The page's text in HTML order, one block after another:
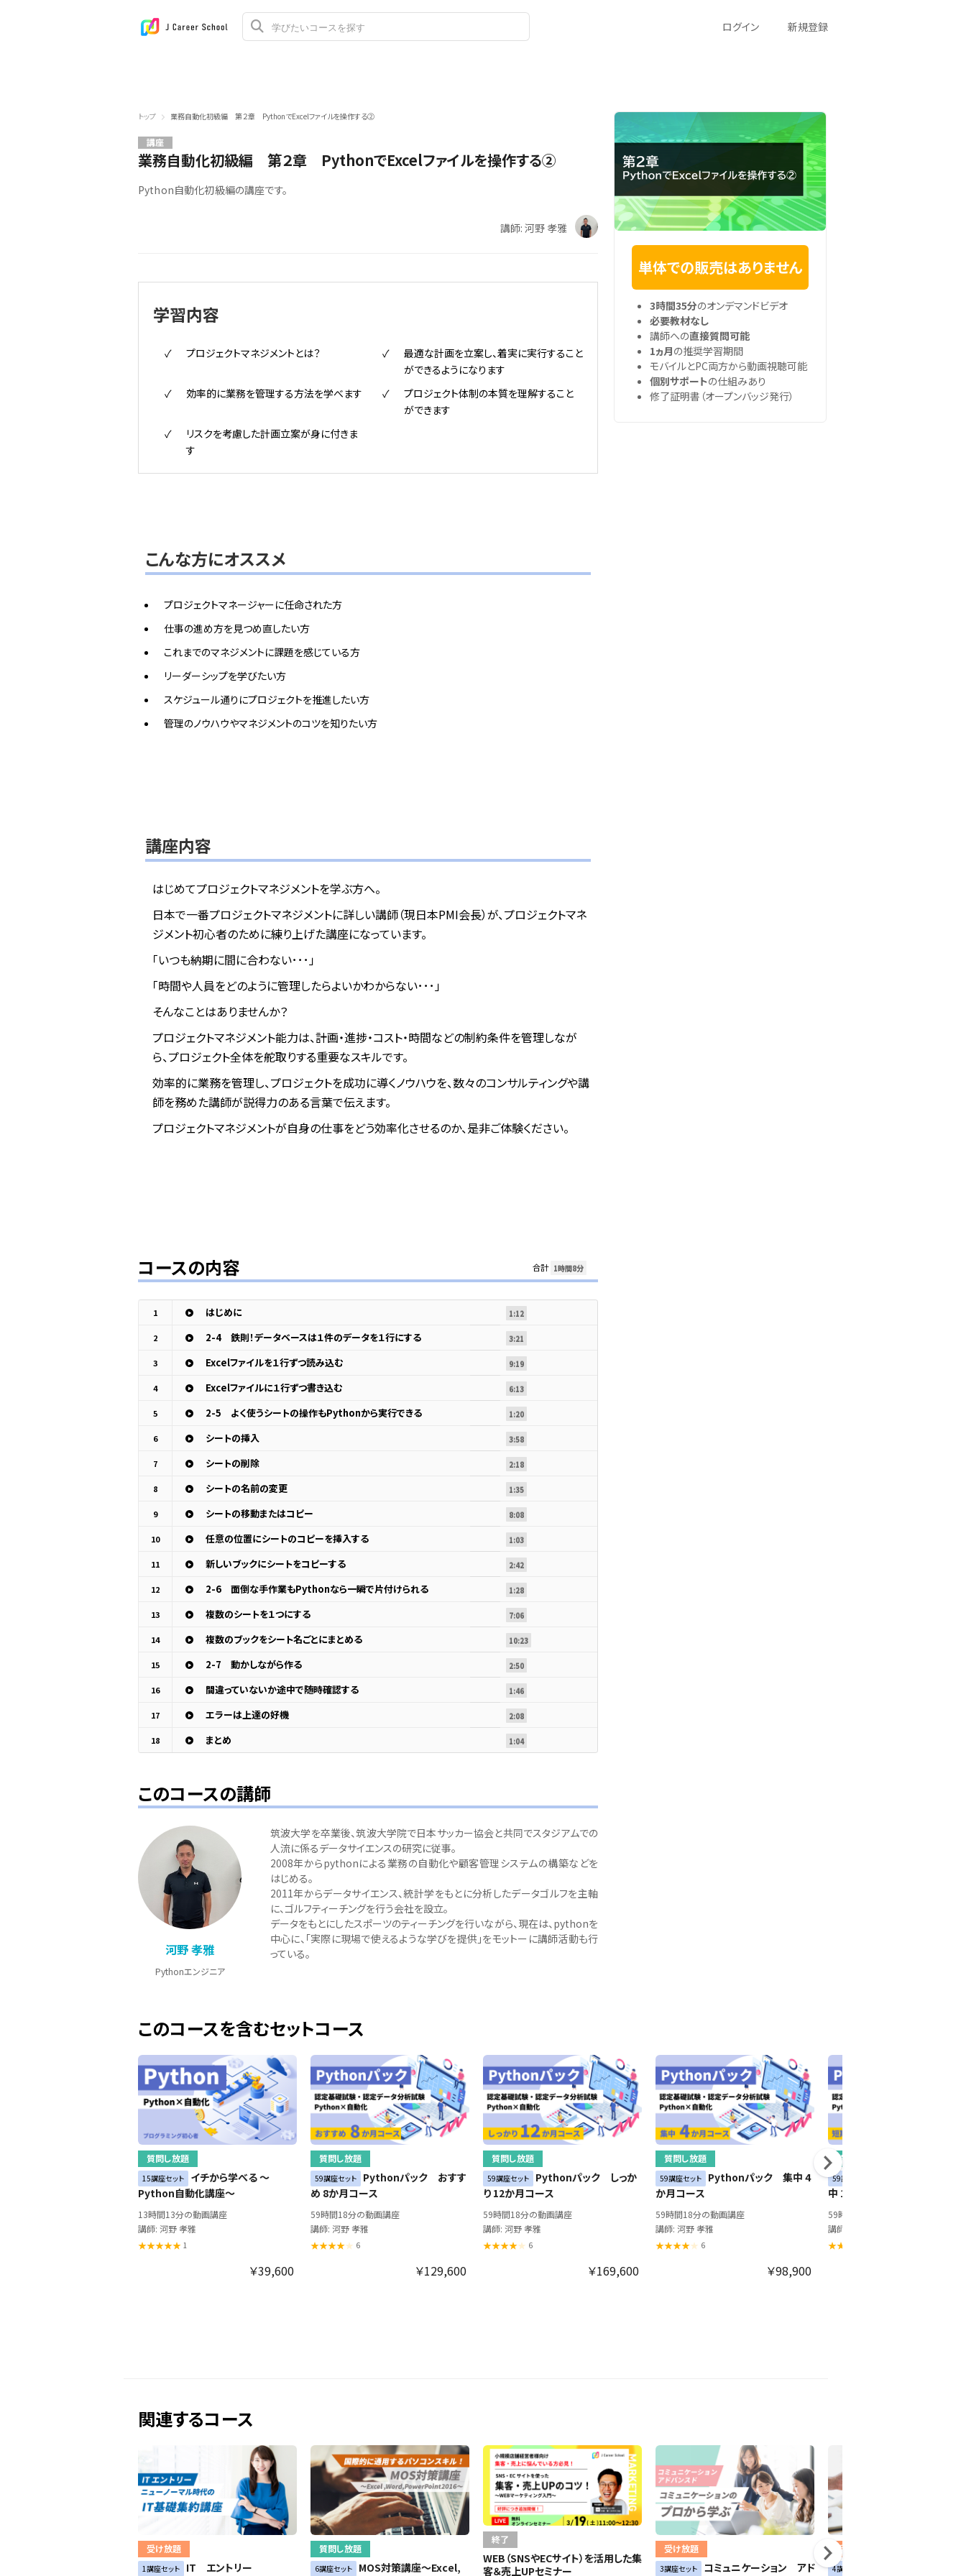
ログイン
ログイン
新規登録
トップ 業務自動化初級編 第２章 PythonでExcelファイルを操作する②
講座
業務自動化初級編 第２章 PythonでExcelファイルを操作する②
Python自動化初級編の講座です。
講師: 河野 孝雅
学習内容
プロジェクトマネジメントとは？
最適な計画を立案し、着実に実行すること
ができるようになります
効率的に業務を管理する方法を学べます
プロジェクト体制の本質を理解すること
ができます
リスクを考慮した計画立案が身に付きま
す
こんな方にオススメ
プロジェクトマネージャーに任命された方
仕事の進め方を見つめ直したい方
これまでのマネジメントに課題を感じている方
リーダーシップを学びたい方
スケジュール通りにプロジェクトを推進したい方
管理のノウハウやマネジメントのコツを知りたい方
講座内容
はじめてプロジェクトマネジメントを学ぶ方へ。
日本で一番プロジェクトマネジメントに詳しい講師（現日本PMI会長）が、プロジェクトマネ
ジメント初心者のために練り上げた講座になっています。
「いつも納期に間に合わない･･･」
「時間や人員をどのように管理したらよいかわからない･･･」
そんなことはありませんか？
プロジェクトマネジメント能力は、計画・進捗・コスト・時間などの制約条件を管理しなが
ら、プロジェクト全体を舵取りする重要なスキルです。
効率的に業務を管理し、プロジェクトを成功に導くノウハウを、数々のコンサルティングや講
師を務めた講師が説得力のある言葉で伝えます。
プロジェクトマネジメントが自身の仕事をどう効率化させるのか、是非ご体験ください。
コースの内容 合計 1時間8分
1 はじめに 1:12
2 2-4 鉄則！データベースは１件のデータを１行にする 3:21
3 Excelファイルを１行ずつ読み込む 9:19
4 Excelファイルに１行ずつ書き込む 6:13
5 2-5 よく使うシートの操作もPythonから実行できる 1:20
6 シートの挿入 3:58
7 シートの削除 2:18
8 シートの名前の変更 1:35
9 シートの移動またはコピー 8:08
10 任意の位置にシートのコピーを挿入する 1:03
11 新しいブックにシートをコピーする 2:42
12 2-6 面倒な手作業もPythonなら一瞬で片付けられる 1:28
13 複数のシートを１つにする 7:06
14 複数のブックをシート名ごとにまとめる 10:23
15 2-7 動かしながら作る 2:50
16 間違っていないか途中で随時確認する 1:46
17 エラーは上達の好機 2:08
18 まとめ 1:04
このコースの講師
河野 孝雅
Pythonエンジニア
筑波大学を卒業後、筑波大学院で日本サッカー協会と共同でスタジアムでの
人流に係るデータサイエンスの研究に従事。
2008年からpythonによる業務の自動化や顧客管理システムの構築などを
はじめる。
2011年からデータサイエンス、統計学をもとに分析したデータゴルフを主軸
に、ゴルフティーチングを行う会社を設立。
データをもとにしたスポーツのティーチングを行いながら、現在は、pythonを
中心に、「実際に現場で使えるような学びを提供」をモットーに講師活動も行
っている。
単体での販売はありません
3時間35分のオンデマンドビデオ
必要教材なし
講師への直接質問可能
1ヵ月の推奨学習期間
モバイルとPC両方から動画視聴可能
個別サポートの仕組みあり
修了証明書（オープンバッジ発行）
このコースを含むセットコース
質問し放題
15講座セット
イチから学べる ～
Python自動化講座～
13時間13分の動画講座
講師: 河野 孝雅
1
￥39,600
質問し放題
59講座セット
Pythonパック おすす
め 8か月コース
59時間18分の動画講座
講師: 河野 孝雅
6
￥129,600
質問し放題
59講座セット
Pythonパック しっか
り 12か月コース
59時間18分の動画講座
講師: 河野 孝雅
6
￥169,600
質問し放題
59講座セット
Pythonパック 集中 4
か月コース
59時間18分の動画講座
講師: 河野 孝雅
6
￥98,900
質問し放題
59講座セット
中 1か月コース
59時間18分の動画講座
講師: 河野 孝雅
関連するコース
受け放題
1講座セット IT エントリー
質問し放題
6講座セット MOS対策講座～Excel,
終了
WEB（SNSやECサイト）を活用した集
客＆売上UPセミナー
受け放題
3講座セット コミュニケーション アド
受け放題
4講座セット